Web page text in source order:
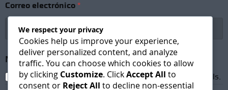
l
e
ó
n
i
c
Correo electrónico *
Newsletter Subscription *
I agree to receive newsletters and promotional emails.
We respect your privacy
Cookies help us improve your experience,
deliver personalized content, and analyze
traffic. You can choose which cookies to allow
by clicking Customize. ClickAccept All to
consent or Reject All to decline non-essential